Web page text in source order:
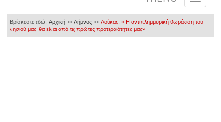
Βρίσκεστε εδώ: Αρχική >> Λήμνος >> Λούκας: « Η αντιπλημμυρική θωράκιση του
νησιού μας, θα είναι από τις πρώτες προτεραιότητες μας»